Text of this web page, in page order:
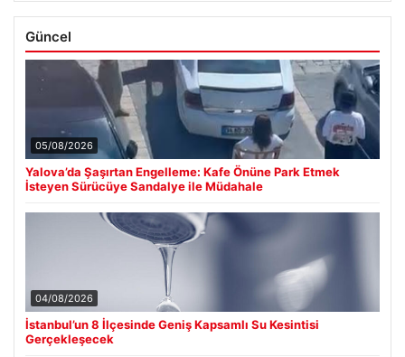
Güncel
05/08/2026
Yalova’da Şaşırtan Engelleme: Kafe Önüne Park Etmek
İsteyen Sürücüye Sandalye ile Müdahale
04/08/2026
İstanbul’un 8 İlçesinde Geniş Kapsamlı Su Kesintisi
Gerçekleşecek